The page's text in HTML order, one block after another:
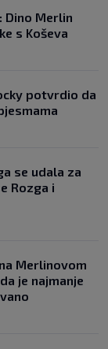
Dino Merlin
s Koševa
potvrdio da
se udala za
Rozga i
Merlinovom
je najmanje